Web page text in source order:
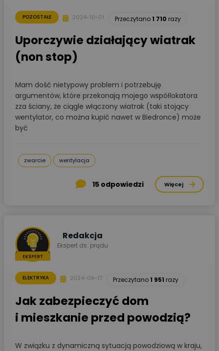
POZOSTAŁE 2024-10-01 Przeczytano1 710 razy
Uporczywie działający wiatrak
(non stop)
Mam dość nietypowy problem i potrzebuję
argumentów, które przekonają mojego współlokatora
zza ściany, że ciągle włączony wiatrak (taki stojący
wentylator, co można kupić nawet w Biedronce) może
być
zwarcie wentylacja
15 odpowiedzi Więcej
Redakcja
Ekspert ds. prądu
ELEKTRYKA 2024-09-17 Przeczytano1 951 razy
Jak zabezpieczyć dom
i mieszkanie przed powodzią?
W związku z dynamiczną sytuacją powodziową w kraju,